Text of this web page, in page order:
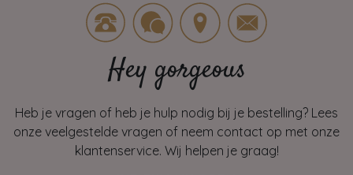
Hey gorgeous
Heb je vragen of heb je hulp nodig bij je bestelling? Lees
onze veelgestelde vragen of neem contact op met onze
klantenservice. Wij helpen je graag!